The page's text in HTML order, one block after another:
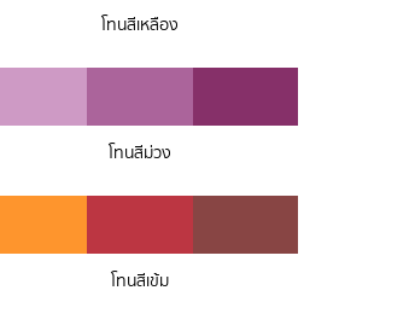
โทนสีเหลือง
โทนสีม่วง
โทนสีเข้ม